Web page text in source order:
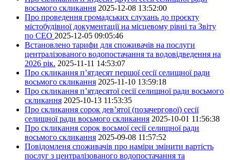
восьмого скликання 2025-12-08 13:52:00
Про проведення громадських слухань до проєкту
містобудівної документації на місцевому рівні та Звіту
по СЕО 2025-12-05 09:05:46
Встановлено тарифи для споживачів на послуги
централізованого водопостачання та водовідведення на
2026 рік. 2025-11-11 14:53:07
Про скликання п’ятдесят першої сесії селищної ради
восьмого скликання 2025-11-10 13:59:18
Про скликання п’ятдесятої сесії селищної ради восьмого
скликання 2025-10-13 11:53:35
Про скликання сорок дев’ятої (позачергової) сесії
селищної ради восьмого скликання 2025-10-01 11:56:38
Про скликання сорок восьмої сесії селищної ради
восьмого скликання 2025-09-08 11:57:52
Повідомленя споживачів про наміри змінити вартість
послуг з централізованого водопостачання та